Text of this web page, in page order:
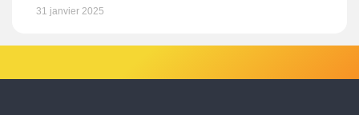
31 janvier 2025